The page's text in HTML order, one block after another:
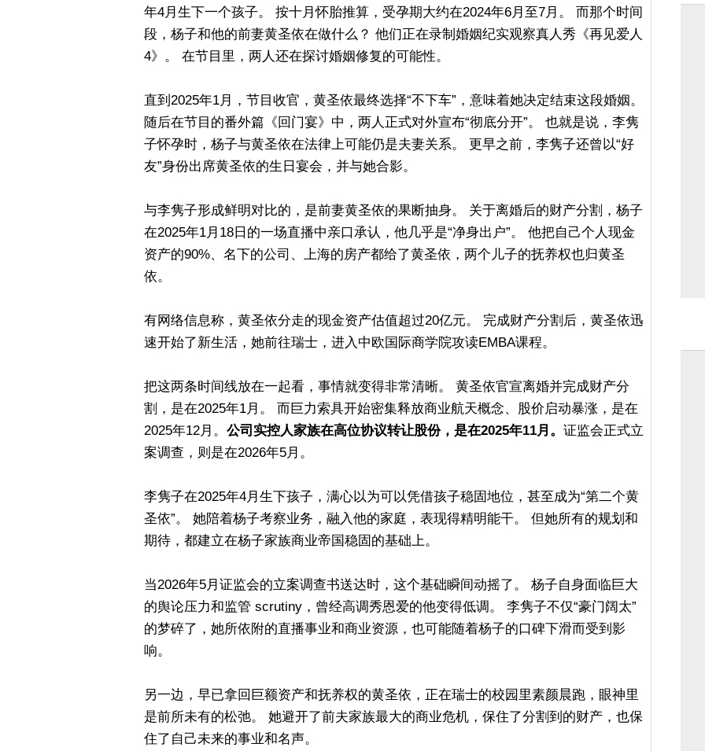
年4月生下一个孩子。 按十月怀胎推算，受孕期大约在2024年6月至7月。 而那个时间
段，杨子和他的前妻黄圣依在做什么？ 他们正在录制婚姻纪实观察真人秀《再见爱人
4》。 在节目里，两人还在探讨婚姻修复的可能性。
直到2025年1月，节目收官，黄圣依最终选择“不下车”，意味着她决定结束这段婚姻。
随后在节目的番外篇《回门宴》中，两人正式对外宣布“彻底分开”。 也就是说，李隽
子怀孕时，杨子与黄圣依在法律上可能仍是夫妻关系。 更早之前，李隽子还曾以“好
友”身份出席黄圣依的生日宴会，并与她合影。
与李隽子形成鲜明对比的，是前妻黄圣依的果断抽身。 关于离婚后的财产分割，杨子
在2025年1月18日的一场直播中亲口承认，他几乎是“净身出户”。 他把自己个人现金
资产的90%、名下的公司、上海的房产都给了黄圣依，两个儿子的抚养权也归黄圣
依。
有网络信息称，黄圣依分走的现金资产估值超过20亿元。 完成财产分割后，黄圣依迅
速开始了新生活，她前往瑞士，进入中欧国际商学院攻读EMBA课程。
把这两条时间线放在一起看，事情就变得非常清晰。 黄圣依官宣离婚并完成财产分
割，是在2025年1月。 而巨力索具开始密集释放商业航天概念、股价启动暴涨，是在
2025年12月。 公司实控人家族在高位协议转让股份，是在2025年11月。 证监会正式立
案调查，则是在2026年5月。
李隽子在2025年4月生下孩子，满心以为可以凭借孩子稳固地位，甚至成为“第二个黄
圣依”。 她陪着杨子考察业务，融入他的家庭，表现得精明能干。 但她所有的规划和
期待，都建立在杨子家族商业帝国稳固的基础上。
当2026年5月证监会的立案调查书送达时，这个基础瞬间动摇了。 杨子自身面临巨大
的舆论压力和监管 scrutiny，曾经高调秀恩爱的他变得低调。 李隽子不仅“豪门阔太”
的梦碎了，她所依附的直播事业和商业资源，也可能随着杨子的口碑下滑而受到影
响。
另一边，早已拿回巨额资产和抚养权的黄圣依，正在瑞士的校园里素颜晨跑，眼神里
是前所未有的松弛。 她避开了前夫家族最大的商业危机，保住了分割到的财产，也保
住了自己未来的事业和名声。